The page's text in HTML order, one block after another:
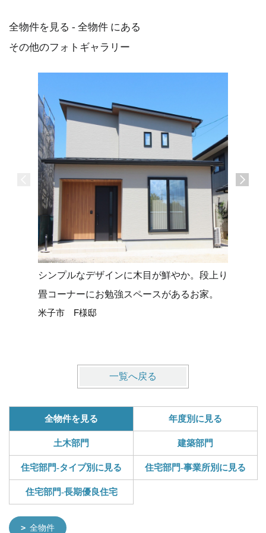
全物件を見る - 全物件 にある
その他のフォトギャラリー
シンプルなデザインに木目が鮮やか。段上り
畳コーナーにお勉強スペースがあるお家。
米子市 F様邸
一覧へ戻る
全物件を見る 年度別に見る
土木部門 建築部門
住宅部門-タイプ別に見る 住宅部門-事業所別に見る
住宅部門-長期優良住宅
全物件